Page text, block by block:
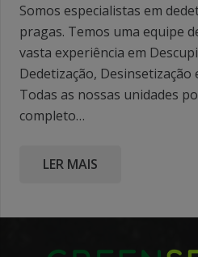
Somos especialistas em
pragas. Temos uma equipe
vasta experiência em
Dedetização,
Todas as nossas unidades
completo…
LER MAIS